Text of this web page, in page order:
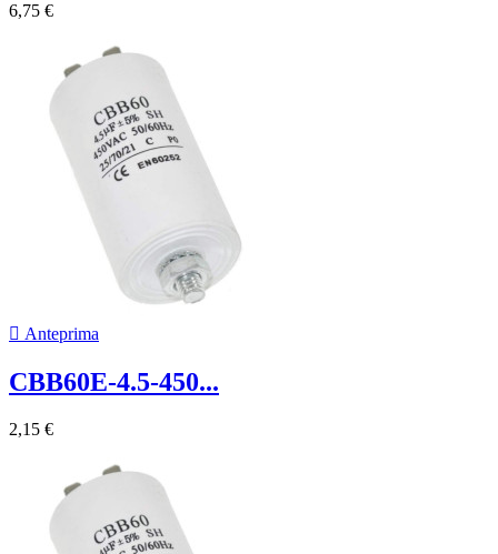
6,75 €
 Anteprima
CBB60E-4.5-450...
2,15 €